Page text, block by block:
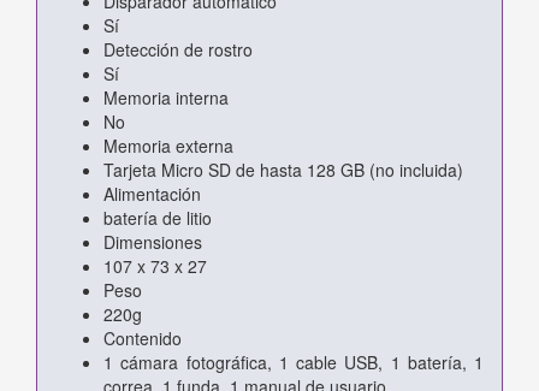
Sí
Detección de rostro
Sí
Memoria interna
No
Memoria externa
Tarjeta Micro SD de hasta 128 GB (no incluida)
Alimentación
batería de litio
Dimensiones
107 x 73 x 27
Peso
220g
Contenido
1 cámara fotográfica, 1 cable USB, 1 batería, 1
correa, 1 funda, 1 manual de usuario